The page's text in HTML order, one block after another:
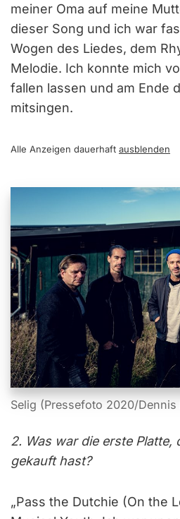
meiner Oma auf meine
dieser Song und ich war
Wogen des Liedes, dem
Melodie. Ich konnte mich
fallen lassen und am Ende
mitsingen.
Alle Anzeigen dauerhaft ausblenden
Selig (Pressefoto 2020/Dennis
2. Was war die erste Platte,
gekauft hast?
„Pass the Dutchie (On the